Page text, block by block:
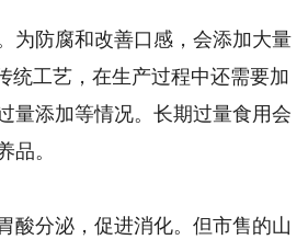
防腐和改善口感，会添加大量
统工艺，在生产过程中还需要加
量添加等情况。长期过量食用会
品。
分泌，促进消化。但市售的山